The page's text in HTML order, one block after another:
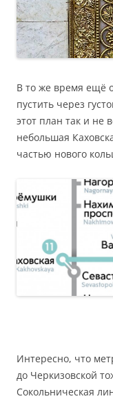
В то же время ещё
пустить через
этот план так и не
небольшая
частью нового
Интересно, что
до Черкизовской
Сокольническая